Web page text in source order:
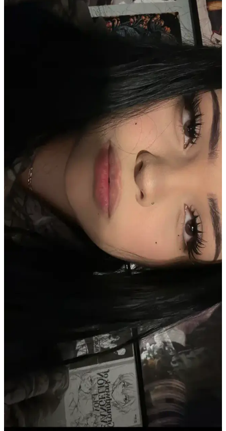
Makyajda doğru ürün seçimi ve uygulama teknikleri, kişinin
özgüvenini artırır. Göz makyajı, kaş şekillendirme, aydınlatma ve
dudak bakımı özgüvenin temel taşlarıdır.
Kaş İnceltme ve Şekillendirme: Doğal Görünüm İçin
Kaş inceltme ve şekillendirme konusunda doğal görünümü korumak
önemlidir. Hafif şekillendirme, doğru ürün seçimi ve profesyonel
destekle yüz hatları ön plana çıkarılabilir.
Erkekler İçin Feminen ve Çekici Görünüm Sağlayan
Makyaj ve Bakım Teknikleri
Erkeklerin yüz hatlarını yumuşatıp feminen ve çekici görünmelerini
sağlayan makyaj teknikleri, cilt bakımı ve doğal uygulamalar
hakkında kapsamlı bilgiler sunulmaktadır.
Seyrek Kaşlarla Başa Çıkma Yöntemleri ve Doğal
Çözümler Üzerine Kapsamlı Rehber
Seyrek kaşların nedenleri, doğal ve medikal yöntemlerle kalıcı
makyaj tekniklerine kadar çeşitli çözümler detaylıca inceleniyor.
Beslenme ve bakım önerileriyle kaş sağlığı destekleniyor.
Kaş Bölgesindeki Sivilceyi Gizlemek ve İyileştirmek
düzeltici ve kapatıcı ile makyajla görünüm minimize edilir, cilt
Makyaj ve Saç Kesimiyle Gençleşme: Kakül, Kaş
Şekillendirme ve Hafif Ten Ürünleri
Kakül kesimi, doğal kaş şekillendirme ve hafif ten ürünleri
kullanımı, görünümde gençleşme ve özgüven artışı sağlıyor. Reddit
deneyimi bu değişimin etkisini gözler önüne seriyor.
Makyaj Görünümünü Yeniden Yaratırken Ürün ve
Uygulama Tekniklerinin Önemi
Makyaj görünümünü tam olarak yeniden yaratmak için ürün seçimi